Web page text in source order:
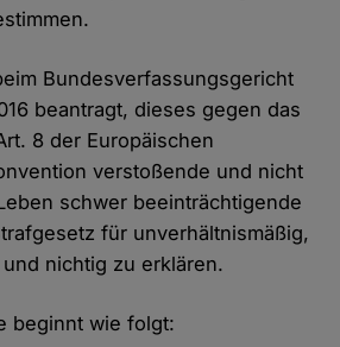
Bundesverfassungsgericht
beantragt, dieses gegen das
8 der Europäischen
verstoßende und nicht
schwer beeinträchtigende
für unverhältnismäßig,
nichtig zu erklären.
beginnt wie folgt: